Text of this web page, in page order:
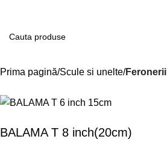
Prima pagină Scule si unelte Feronerii
BALAMA T 8 inch(20cm)